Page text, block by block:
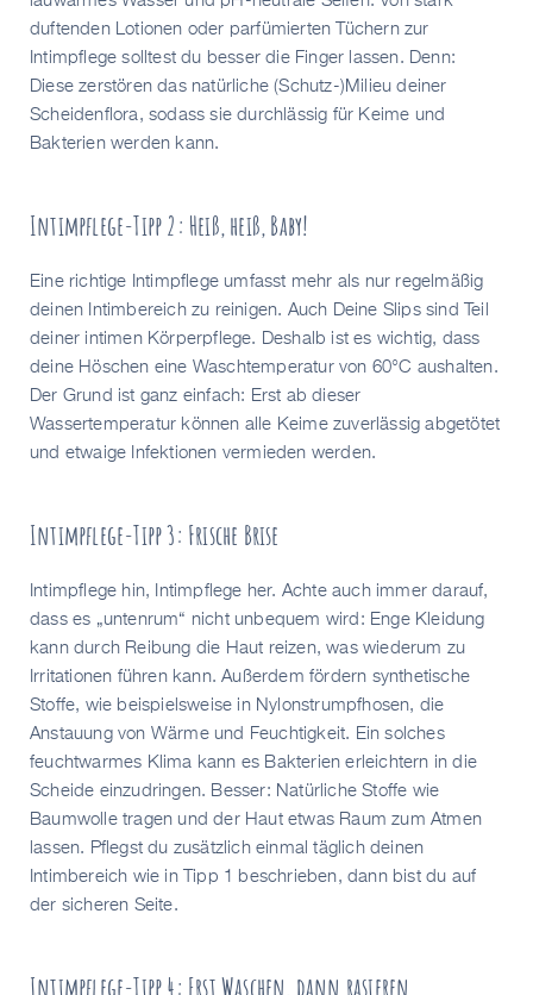
duftenden Lotionen oder parfümierten Tüchern zur
Intimpflege solltest du besser die Finger lassen. Denn:
Diese zerstören das natürliche (Schutz-)Milieu deiner
Scheidenflora, sodass sie durchlässig für Keime und
Bakterien werden kann.
Intimpflege-Tipp 2: Heiß, heiß, Baby!
Eine richtige Intimpflege umfasst mehr als nur regelmäßig
deinen Intimbereich zu reinigen. Auch Deine Slips sind Teil
deiner intimen Körperpflege. Deshalb ist es wichtig, dass
deine Höschen eine Waschtemperatur von 60°C aushalten.
Der Grund ist ganz einfach: Erst ab dieser
Wassertemperatur können alle Keime zuverlässig abgetötet
und etwaige Infektionen vermieden werden.
Intimpflege-Tipp 3: Frische Brise
Intimpflege hin, Intimpflege her. Achte auch immer darauf,
dass es „untenrum“ nicht unbequem wird: Enge Kleidung
kann durch Reibung die Haut reizen, was wiederum zu
Irritationen führen kann. Außerdem fördern synthetische
Stoffe, wie beispielsweise in Nylonstrumpfhosen, die
Anstauung von Wärme und Feuchtigkeit. Ein solches
feuchtwarmes Klima kann es Bakterien erleichtern in die
Scheide einzudringen. Besser: Natürliche Stoffe wie
Baumwolle tragen und der Haut etwas Raum zum Atmen
lassen. Pflegst du zusätzlich einmal täglich deinen
Intimbereich wie in Tipp 1 beschrieben, dann bist du auf
der sicheren Seite.
Intimpflege-Tipp 4: Erst Waschen, dann rasieren